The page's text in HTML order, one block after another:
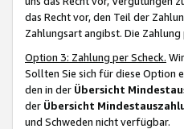
das Recht vor, den Teil der
Zahlungsart angibst. Die
Option 3: Zahlung per Scheck.
Sollten Sie sich für diese Option
den in der Übersicht
der Übersicht
und Schweden nicht verfügbar.